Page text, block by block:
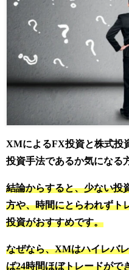
XMによるFX投資と株式投
投資手法であるか気になる
結論からすると、少ない投
方や、時間にとらわれずト
投資がおすすめです。
なぜなら、XMはハイレバ
ば24時間ほぼトレードがで